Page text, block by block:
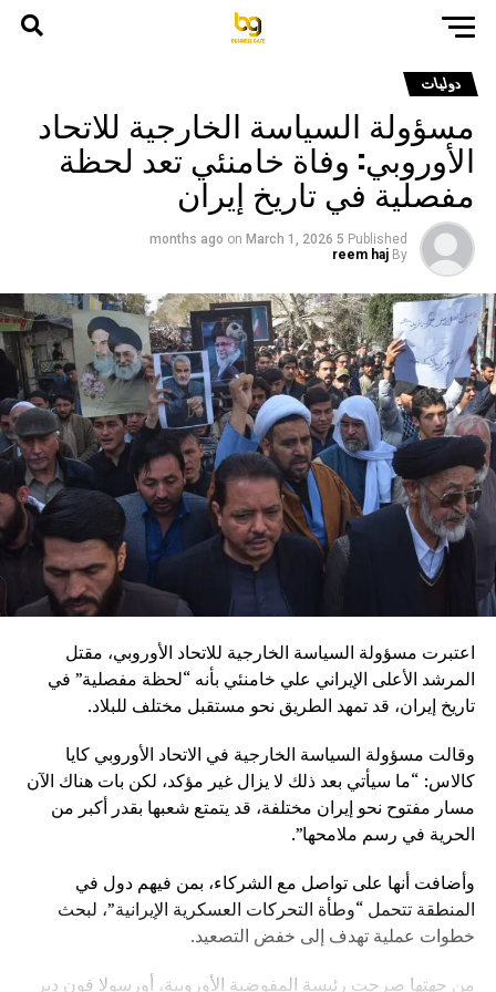
دوليات
مسؤولة السياسة الخارجية للاتحاد
الأوروبي: وفاة خامنئي تعد لحظة
مفصلية في تاريخ إيران
Published
5 months ago
on March 1, 2026
By
reem haj
اعتبرت مسؤولة السياسة الخارجية للاتحاد الأوروبي، مقتل
المرشد الأعلى الإيراني علي خامنئي بأنه “لحظة مفصلية” في
تاريخ إيران، قد تمهد الطريق نحو مستقبل مختلف للبلاد.
وقالت مسؤولة السياسة الخارجية في الاتحاد الأوروبي كايا
كالاس: “ما سيأتي بعد ذلك لا يزال غير مؤكد، لكن بات هناك الآن
مسار مفتوح نحو إيران مختلفة، قد يتمتع شعبها بقدر أكبر من
الحرية في رسم ملامحها”.
وأضافت أنها على تواصل مع الشركاء، بمن فيهم دول في
المنطقة تتحمل “وطأة التحركات العسكرية الإيرانية”، لبحث
خطوات عملية تهدف إلى خفض التصعيد.
من جهتها صرحت رئيسة المفوضية الأوروبية، أورسولا فون دير